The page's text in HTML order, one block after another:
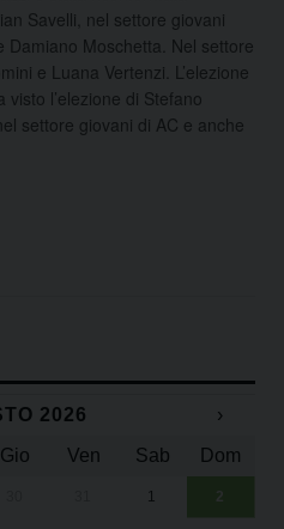
Savelli, nel settore giovani
Moschetta. Nel settore
e Luana Vertenzi. L’elezione
l’elezione di Stefano
settore giovani di AC e anche
2026
›
Gio Ven Sab Dom
1 2